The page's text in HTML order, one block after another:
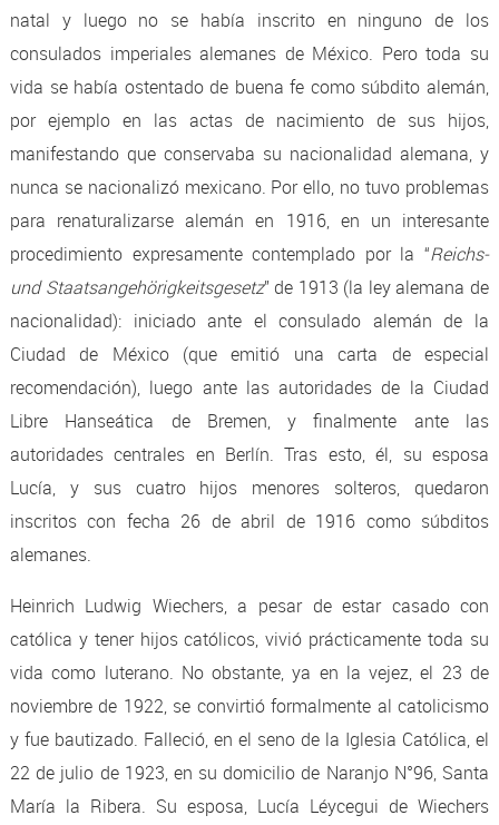
natal y luego no se había inscrito en ninguno de los
consulados imperiales alemanes de México. Pero toda su
vida se había ostentado de buena fe como súbdito alemán,
por ejemplo en las actas de nacimiento de sus hijos,
manifestando que conservaba su nacionalidad alemana, y
nunca se nacionalizó mexicano. Por ello, no tuvo problemas
para renaturalizarse alemán en 1916, en un interesante
procedimiento expresamente contemplado por la “Reichs-
und Staatsangehörigkeitsgesetz” de 1913 (la ley alemana de
nacionalidad): iniciado ante el consulado alemán de la
Ciudad de México (que emitió una carta de especial
recomendación), luego ante las autoridades de la Ciudad
Libre Hanseática de Bremen, y finalmente ante las
autoridades centrales en Berlín. Tras esto, él, su esposa
Lucía, y sus cuatro hijos menores solteros, quedaron
inscritos con fecha 26 de abril de 1916 como súbditos
alemanes.
Heinrich Ludwig Wiechers, a pesar de estar casado con
católica y tener hijos católicos, vivió prácticamente toda su
vida como luterano. No obstante, ya en la vejez, el 23 de
noviembre de 1922, se convirtió formalmente al catolicismo
y fue bautizado. Falleció, en el seno de la Iglesia Católica, el
22 de julio de 1923, en su domicilio de Naranjo N°96, Santa
María la Ribera. Su esposa, Lucía Léycegui de Wiechers